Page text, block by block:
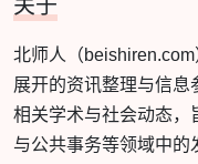
关于
北师人（
展开的资讯整理与信息
相关学术与社会动态，
与公共事务等领域中